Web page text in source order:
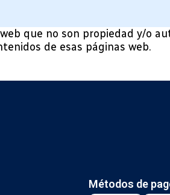
que no son propiedad y/o
de esas páginas web.
Métodos de